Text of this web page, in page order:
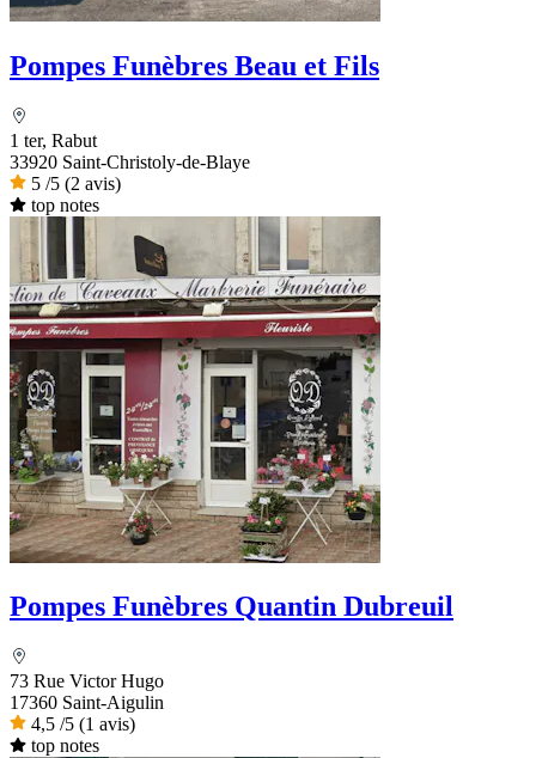
Pompes Funèbres Beau et Fils
1 ter, Rabut
33920 Saint-Christoly-de-Blaye
5 /5 (2 avis)
top notes
Pompes Funèbres Quantin Dubreuil
73 Rue Victor Hugo
17360 Saint-Aigulin
4,5 /5 (1 avis)
top notes